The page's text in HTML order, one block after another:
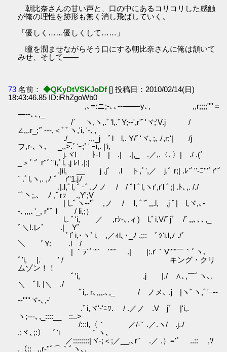
朝比奈さんの甘い声と、口の中にあるコリコリした感触
が俺の理性を跡形も無く消し飛ばしていく。
「優しく……優しくして……」
瞳を潤ませながらそう口にする朝比奈さんに俺は頷いて
みせ、そして――
73 名前： ◆QKyDtVSKJoDf [] 投稿日：2010/02/14(日)
18:43:46.85 ID:iRhZgoWb0
_,､=:ニ;‐､､--――‐y､,_ ,,r;;;;''''＝
―--､､,_
/´ ヽ,ヽ,.ﾞ'l,.ﾞY;--',r'ﾞ'ヾ;'V.j /
∠,,.r_;'ﾞ-‐-,＜ﾞﾞヽ,'i､'‐､,
./_ .,,_j ﾞl l,. Y/ﾞ'ヾ､;､ﾉ,r;'| /j
フ,r-､ヽ､ _,,>.ﾞ'ｰ;ﾞ' ｰi,. |'i,
j.ヾ! ﾄ‐! | .| .|,_ .／,.〈. 〉| ./ .(ﾞ
_＞ﾞ'ﾞ r''ﾞ´'i,ﾞl, ,j ﾚ! .|:|
.|il, __ j .jﾞ .l ト,ﾞ',／ j.ﾞ r;| .ﾚ'ﾞ''‐ﾆ'''ﾞr''ﾞ
´ .ﾞl,ヽ,. ,ﾉ ﾞ r''1.jﾉ
.|.l,ﾞl, ﾞｰﾞ.ノノ / / ﾞl ﾞl,ヽr',r'l ﾞ;| .ﾄ､,. /./
´ﾞヽ;.､ ﾉ ,ﾞrｯ .,Y';V
| l,.ﾞヽ--'ﾞ ,ノ / l, ﾞ'ﾞ,,.l, ,j ﾞ| l,ヾ,､-
-､,,,､'_, r''ﾞ l / li,;）
l,. ﾞ'i, ／ ,rｼ-､,ィ) l,ﾞi,V/ﾞjﾞ /ﾞ,,､､､,_
ﾞ＼!.レﾞ .| Yﾞ
ﾞlﾞi,･ヽﾞi, ,／ｨl､･_ﾉ ,;:: ﾞｼ'i.l,ﾉ ./ﾞ
＼ ﾞY: .l /
| ｀ﾗ´ﾞ'''´ ''"'´ .| |:.r'｀V'''"￣｀ﾞヽ､
ﾞ'i, |. ' / キング・クリ
ムゾン！！
ﾞ'i, .j |./ ∧､,￣ﾞヽ､.
＼ ﾞl. |＼ ./
ﾞi,. r､,,,.､,_ / ノメ､ .j |ヽﾞヽ,ﾞ'ｰ--
-‐'''''ヾ-､,‐'
.ﾞi,ヾ'-'ﾆﾜ. / .／ノ .V jﾞ |'i,.
ヽ;-‐-､,_::::__ ::..>
/:::l,〈｀ ／/‐'´ .／.ヽ/ .j.ﾉ
.:ヾ､;:） ﾞ'i ｀ヽ､
／::::::::|ヾ‐;＜;／__,､r'´ .／ .）='ﾞ ..:: ,ｿ
.（:: _,,r‐''ﾞ⌒｀ﾞヽ､,